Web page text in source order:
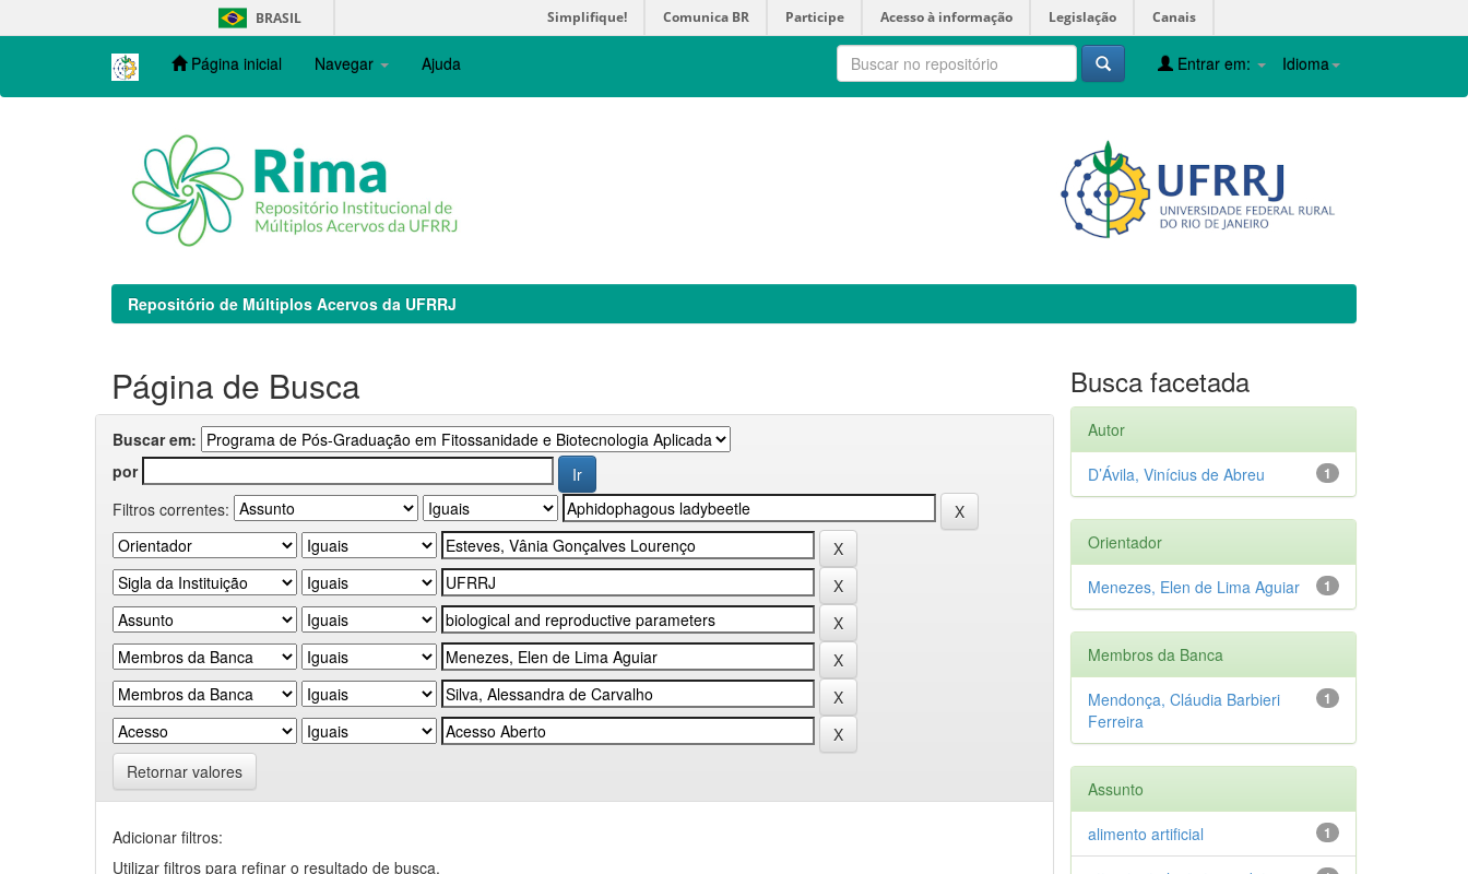
navigation
BRASIL Simplifique! Comunica BR Participe Acesso à informação Legislação Canais
Página inicial Navegar Ajuda Idioma
Entrar em:
Repositório de Múltiplos Acervos da UFRRJ
Página de Busca
Buscar em:
por
Filtros correntes:
Retornar valores
Adicionar filtros:
Utilizar filtros para refinar o resultado de busca.
Busca facetada
Autor
1
D’Ávila, Vinícius de Abreu
Orientador
1
Menezes, Elen de Lima Aguiar
Membros da Banca
1
Mendonça, Cláudia Barbieri
Ferreira
Assunto
1
alimento artificial